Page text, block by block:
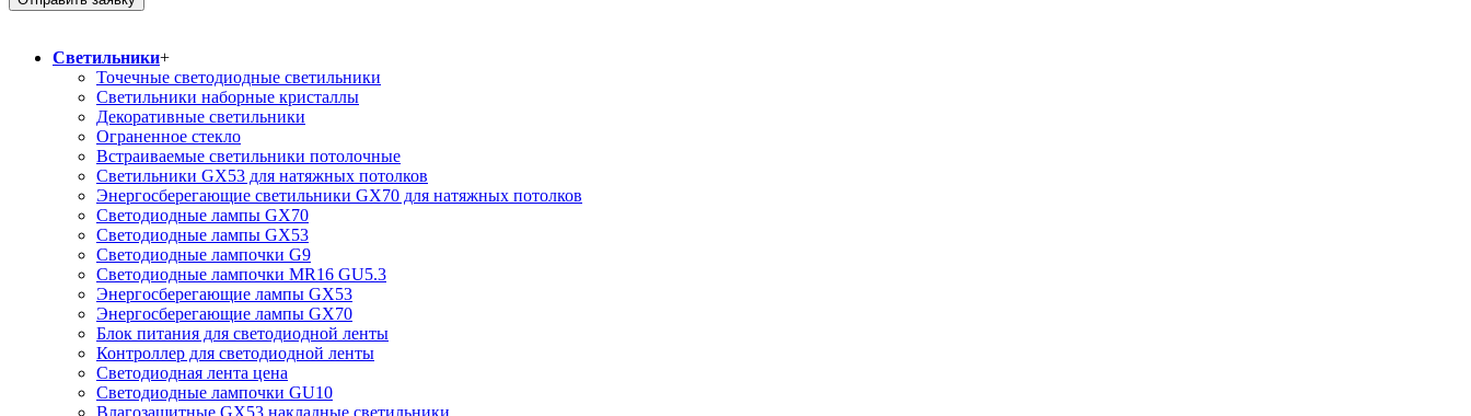
Светильники+
Точечные светодиодные светильники
Светильники наборные кристаллы
Декоративные светильники
Ограненное стекло
Встраиваемые светильники потолочные
Светильники GX53 для натяжных потолков
Энергосберегающие светильники GX70 для натяжных потолков
Светодиодные лампы GX70
Светодиодные лампы GX53
Светодиодные лампочки G9
Светодиодные лампочки MR16 GU5.3
Энергосберегающие лампы GX53
Энергосберегающие лампы GX70
Блок питания для светодиодной ленты
Контроллер для светодиодной ленты
Светодиодная лента цена
Светодиодные лампочки GU10